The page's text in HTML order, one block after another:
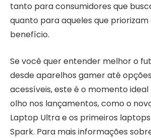
tanto para consumidores que
quanto para aqueles que
benefício.
Se você quer entender melhor o
desde aparelhos gamer até
acessíveis, este é o momento
olho nos lançamentos, como o
Laptop Ultra e os primeiros laptops
Spark. Para mais informações